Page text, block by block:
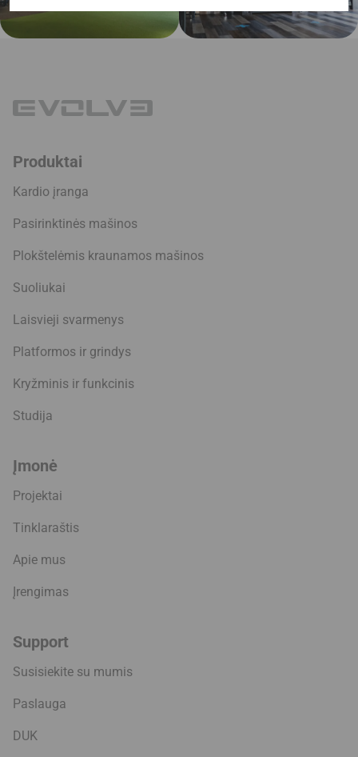
Produktai
Kardio įranga
Pasirinktinės mašinos
Plokštelėmis kraunamos mašinos
Suoliukai
Laisvieji svarmenys
Platformos ir grindys
Kryžminis ir funkcinis
Studija
Įmonė
Projektai
Tinklaraštis
Apie mus
Įrengimas
Support
Susisiekite su mumis
Paslauga
DUK